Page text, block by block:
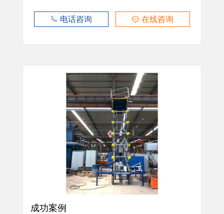
电话咨询 在线咨询
成功案例